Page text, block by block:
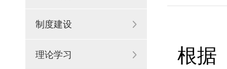
制度建设
理论学习
根据